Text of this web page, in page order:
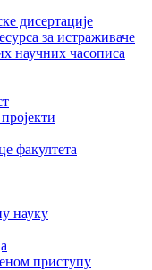
дисертације
за истраживаче
научних часописа
факултета
науку
приступу